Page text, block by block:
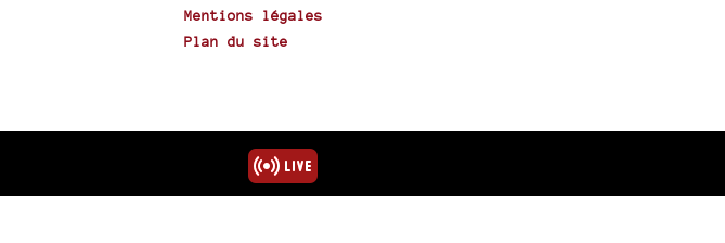
Mentions légales
Plan du site